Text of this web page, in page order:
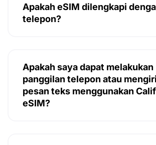
Apakah eSIM dilengkapi
telepon?
Apakah saya dapat melakukan
panggilan telepon atau
pesan teks menggunakan
eSIM?